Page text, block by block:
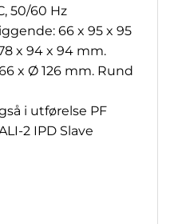
50/60 Hz
66 x 95 x 95
x 94 x 94 mm.
x Ø 126 mm. Rund
i utførelse PF
2 IPD Slave